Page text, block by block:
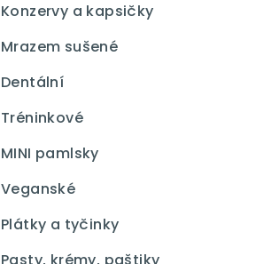
Konzervy a kapsičky
Mrazem sušené
Dentální
Tréninkové
MINI pamlsky
Veganské
Plátky a tyčinky